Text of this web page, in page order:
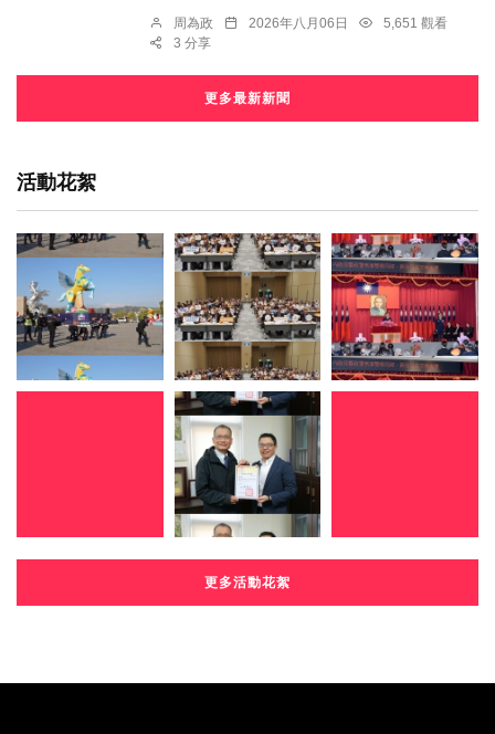
周為政 2026年八月06日
5,651 觀看
3 分享
更多最新新聞
活動花絮
更多活動花絮